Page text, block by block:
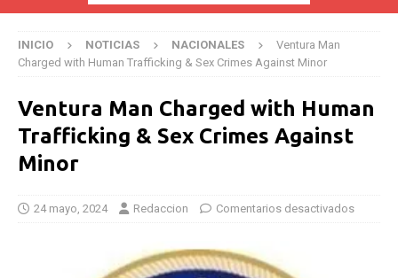
INICIO NOTICIAS NACIONALES
Ventura Man
Charged with Human Trafficking & Sex Crimes Against Minor
Ventura Man Charged with Human
Trafficking & Sex Crimes Against
Minor
24 mayo, 2024 Redaccion Comentarios desactivados